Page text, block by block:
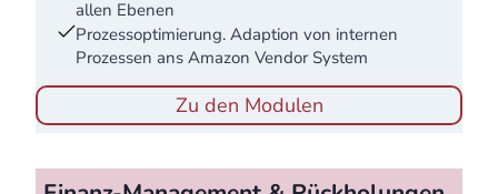
allen Ebenen
Prozessoptimierung. Adaption von internen
Prozessen ans Amazon Vendor System
Zu den Modulen